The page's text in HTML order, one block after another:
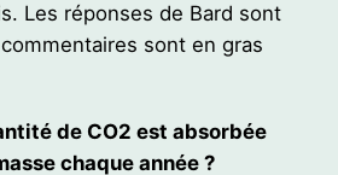
Les réponses de Bard sont
sont en gras
de CO2 est absorbée
chaque année ?